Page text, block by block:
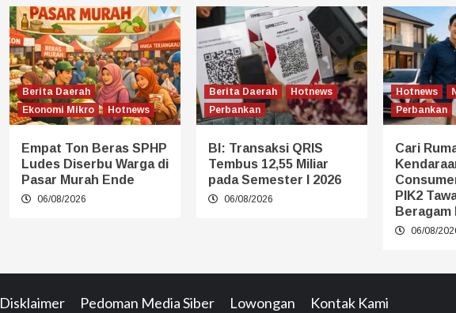
Berita Daerah
Ekonomi Mikro
Hotnews
Empat Ton Beras SPHP
Ludes Diserbu Warga di
Pasar Murah Ende
06/08/2026
Berita Daerah
Hotnews
Perbankan
BI: Transaksi QRIS
Tembus 12,55 Miliar
pada Semester I 2026
06/08/2026
Hotnews
Perbankan
Cari
PIK2
Beragam
06/08/
Disklaimer Pedoman Media Siber Lowongan Kontak Kami